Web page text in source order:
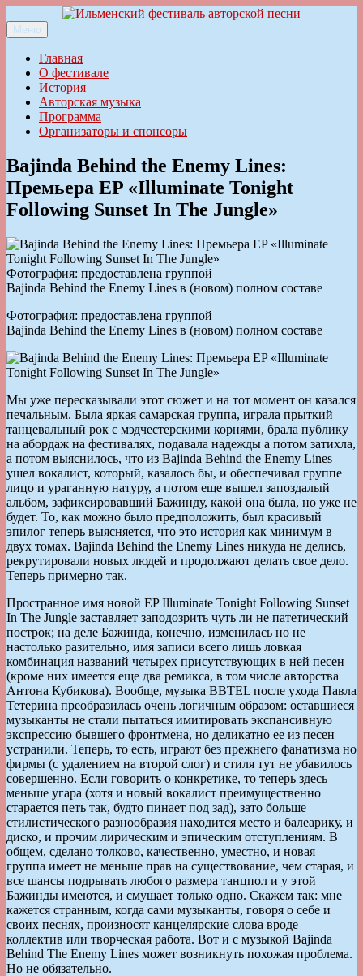
к
содержимому
Ильменский фестиваль авторской песни
Меню
Главная
О фестивале
История
Авторская музыка
Программа
Организаторы и спонсоры
Bajinda Behind the Enemy Lines:
Премьера EP «Illuminate Tonight
Following Sunset In The Jungle»
Фотография: предоставлена группой
Bajinda Behind the Enemy Lines в (новом) полном составе
Фотография: предоставлена группой
Bajinda Behind the Enemy Lines в (новом) полном составе
Мы уже пересказывали этот сюжет и на тот момент он казался
печальным. Была яркая самарская группа, играла прыткий
танцевальный рок с мэдчестерскими корнями, брала публику
на абордаж на фестивалях, подавала надежды а потом затихла,
а потом выяснилось, что из Bajinda Behind the Enemy Lines
ушел вокалист, который, казалось бы, и обеспечивал группе
лицо и ураганную натуру, а потом еще вышел запоздалый
альбом, зафиксировавший Бажинду, какой она была, но уже не
будет. То, как можно было предположить, был красивый
эпилог теперь выясняется, что это история как минимум в
двух томах. Bajinda Behind the Enemy Lines никуда не делись,
рекрутировали новых людей и продолжают делать свое дело.
Теперь примерно так.
Пространное имя новой EP Illuminate Tonight Following Sunset
In The Jungle заставляет заподозрить чуть ли не патетический
построк; на деле Бажинда, конечно, изменилась но не
настолько разительно, имя записи всего лишь ловкая
комбинация названий четырех присутствующих в ней песен
(кроме них имеется еще два ремикса, в том числе авторства
Антона Кубикова). Вообще, музыка BBTEL после ухода Павла
Тетерина преобразилась очень логичным образом: оставшиеся
музыканты не стали пытаться имитировать экспансивную
экспрессию бывшего фронтмена, но деликатно ее из песен
устранили. Теперь, то есть, играют без прежнего фанатизма но
фирмы (с удалением на второй слог) и стиля тут не убавилось
совершенно. Если говорить о конкретике, то теперь здесь
меньше угара (хотя и новый вокалист преимущественно
старается петь так, будто пинает под зад), зато больше
стилистического разнообразия находится место и балеарику, и
диско, и прочим лирическим и эпическим отступлениям. В
общем, сделано толково, качественно, уместно, и новая
группа имеет не меньше прав на существование, чем старая, и
все шансы подрывать любого размера танцпол и у этой
Бажинды имеются, и смущает только одно. Скажем так: мне
кажется странным, когда сами музыканты, говоря о себе и
своих песнях, произносят канцелярские слова вроде
коллектив или творческая работа. Вот и с музыкой Bajinda
Behind The Enemy Lines может возникнуть похожая проблема.
Но не обязательно.